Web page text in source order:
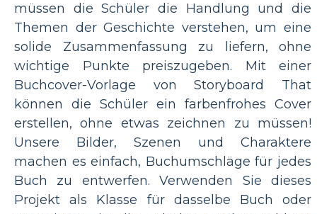
müssen die Schüler die Handlung und die
Themen der Geschichte verstehen, um eine
solide Zusammenfassung zu liefern, ohne
wichtige Punkte preiszugeben. Mit einer
Buchcover-Vorlage von Storyboard That
können die Schüler ein farbenfrohes Cover
erstellen, ohne etwas zeichnen zu müssen!
Unsere Bilder, Szenen und Charaktere
machen es einfach, Buchumschläge für jedes
Buch zu entwerfen. Verwenden Sie dieses
Projekt als Klasse für dasselbe Buch oder